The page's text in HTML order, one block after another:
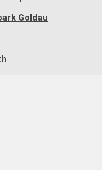
Goldau